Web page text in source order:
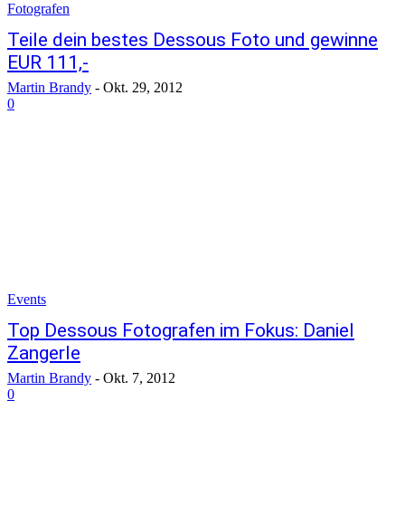
Fotografen
Teile dein bestes Dessous Foto und gewinne
EUR 111,-
Martin Brandy - Okt. 29, 2012
0
Events
Top Dessous Fotografen im Fokus: Daniel
Zangerle
Martin Brandy - Okt. 7, 2012
0